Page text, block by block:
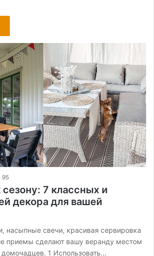
95
сезону: 7 классных и
декора для вашей
насыпные свечи, красивая сервировка
приемы сделают вашу веранду местом
1 Использовать…